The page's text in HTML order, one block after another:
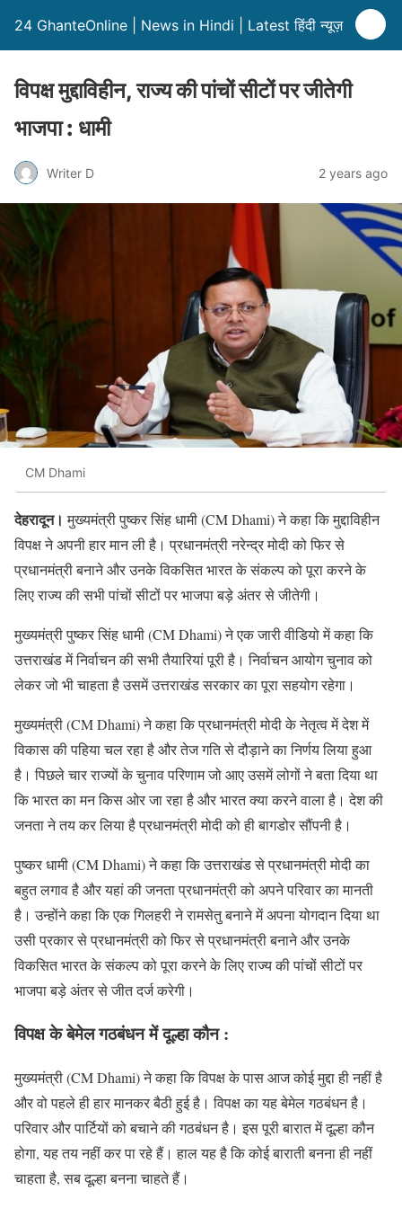
24 GhanteOnline | News in Hindi | Latest हिंदी न्यूज़
विपक्ष मुद्दाविहीन, राज्य की पांचों सीटों पर जीतेगी
भाजपा : धामी
Writer D 2 years ago
CM Dhami
देहरादून। मुख्यमंत्री पुष्कर सिंह धामी (CM Dhami) ने कहा कि मुद्दाविहीन
विपक्ष ने अपनी हार मान ली है। प्रधानमंत्री नरेन्द्र मोदी को फिर से
प्रधानमंत्री बनाने और उनके विकसित भारत के संकल्प को पूरा करने के
लिए राज्य की सभी पांचों सीटों पर भाजपा बड़े अंतर से जीतेगी।
मुख्यमंत्री पुष्कर सिंह धामी (CM Dhami) ने एक जारी वीडियो में कहा कि
उत्तराखंड में निर्वाचन की सभी तैयारियां पूरी है। निर्वाचन आयोग चुनाव को
लेकर जो भी चाहता है उसमें उत्तराखंड सरकार का पूरा सहयोग रहेगा।
मुख्यमंत्री (CM Dhami) ने कहा कि प्रधानमंत्री मोदी के नेतृत्व में देश में
विकास की पहिया चल रहा है और तेज गति से दौड़ाने का निर्णय लिया हुआ
है। पिछले चार राज्यों के चुनाव परिणाम जो आए उसमें लोगों ने बता दिया था
कि भारत का मन किस ओर जा रहा है और भारत क्या करने वाला है। देश की
जनता ने तय कर लिया है प्रधानमंत्री मोदी को ही बागडोर सौंपनी है।
पुष्कर धामी (CM Dhami) ने कहा कि उत्तराखंड से प्रधानमंत्री मोदी का
बहुत लगाव है और यहां की जनता प्रधानमंत्री को अपने परिवार का मानती
है। उन्होंने कहा कि एक गिलहरी ने रामसेतु बनाने में अपना योगदान दिया था
उसी प्रकार से प्रधानमंत्री को फिर से प्रधानमंत्री बनाने और उनके
विकसित भारत के संकल्प को पूरा करने के लिए राज्य की पांचों सीटों पर
भाजपा बड़े अंतर से जीत दर्ज करेगी।
विपक्ष के बेमेल गठबंधन में दूल्हा कौन :
मुख्यमंत्री (CM Dhami) ने कहा कि विपक्ष के पास आज कोई मुद्दा ही नहीं है
और वो पहले ही हार मानकर बैठी हुई है। विपक्ष का यह बेमेल गठबंधन है।
परिवार और पार्टियों को बचाने की गठबंधन है। इस पूरी बारात में दूल्हा कौन
होगा, यह तय नहीं कर पा रहे हैं। हाल यह है कि कोई बाराती बनना ही नहीं
चाहता है, सब दूल्हा बनना चाहते हैं।